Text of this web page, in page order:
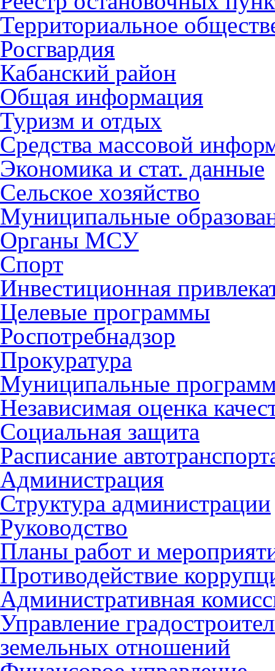
Территориальное
Росгвардия
Кабанский район
Общая информация
Туризм и отдых
Средства массовой
Экономика и стат. данные
Сельское хозяйство
Муниципальные
Органы МСУ
Спорт
Инвестиционная
Целевые программы
Роспотребнадзор
Прокуратура
Муниципальные
Независимая оценка
Социальная защита
Расписание
Администрация
Структура администрации
Руководство
Планы работ и
Противодействие
Административная
Управление
земельных отношений